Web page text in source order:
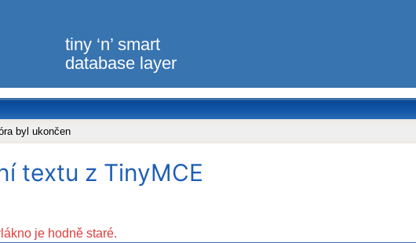
tiny ‘n’ smart
database layer
byl ukončen
textu z TinyMCE
je hodně staré.